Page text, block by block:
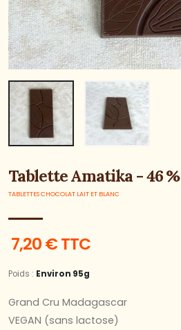
Tablette Amatika - 46 %
TABLETTES CHOCOLAT LAIT ET BLANC
7,20 € TTC
Poids : Environ 95g
Grand Cru Madagascar
VEGAN (sans lactose)